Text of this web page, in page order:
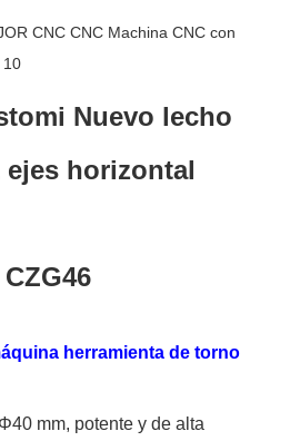
Nuevo lecho
horizontal
herramienta de torno
mm, potente y de alta